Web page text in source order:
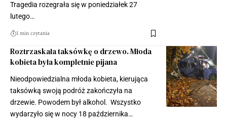
Tragedia rozegrała się w poniedziałek 27
lutego…
1 min czytania
Roztrzaskała taksówkę o drzewo. Młoda
kobieta była kompletnie pijana
Nieodpowiedzialna młoda kobieta, kierująca
taksówką swoją podróż zakończyła na
drzewie. Powodem był alkohol. Wszystko
wydarzyło się w nocy 18 października…